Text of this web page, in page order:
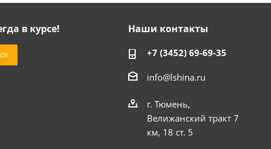
в курсе! Наши контакты
+7 (3452) 69-69-35
info@lshina.ru
г. Тюмень,
Велижанский тракт 7
км, 18 ст. 5